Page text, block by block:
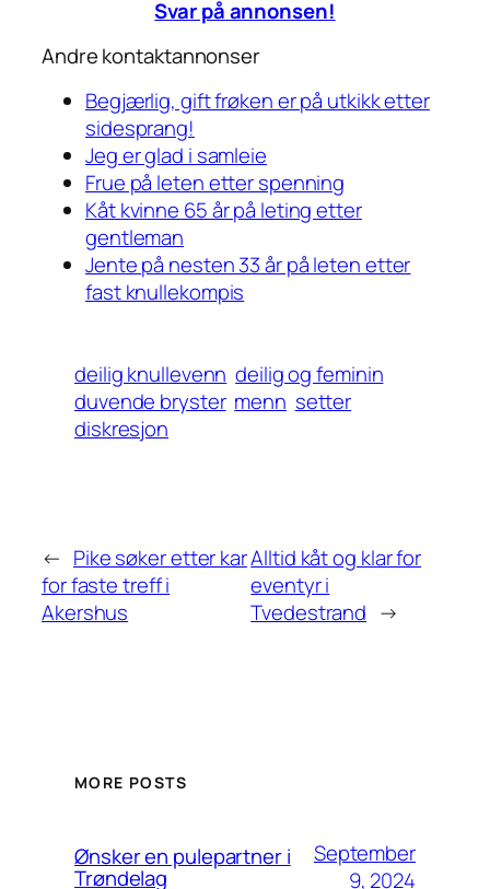
Svar på annonsen!
Andre kontaktannonser
Begjærlig, gift frøken er på utkikk etter
sidesprang!
Jeg er glad i samleie
Frue på leten etter spenning
Kåt kvinne 65 år på leting etter
gentleman
Jente på nesten 33 år på leten etter
fast knullekompis
deilig knullevenn deilig og feminin
duvende bryster menn setter
diskresjon
← Pike søker etter kar
for faste treff i
Akershus
Alltid kåt og klar for
eventyr i
Tvedestrand →
MORE POSTS
Ønsker en pulepartner i
Trøndelag
September
9, 2024